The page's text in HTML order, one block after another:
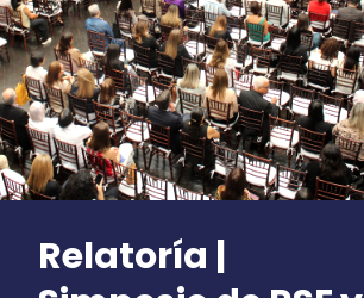
Relatoría |